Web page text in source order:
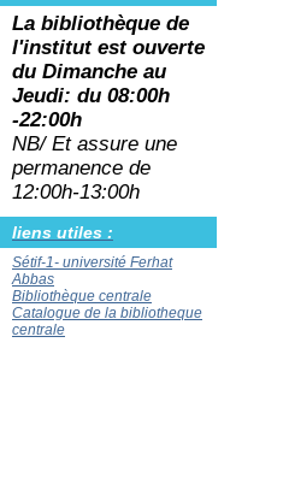
La bibliothèque de
l'institut est ouverte
du Dimanche au
Jeudi: du 08:00h
-22:00h
NB/ Et assure une
permanence de
12:00h-13:00h
liens utiles :
Sétif-1- université Ferhat
Abbas
Bibliothèque centrale
Catalogue de la bibliotheque
centrale